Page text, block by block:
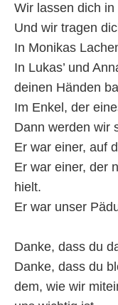
Wir lassen dich
Und wir tragen
In Monikas
In Lukas’ und
deinen Händen
Im Enkel, der
Dann werden wir
Er war einer, auf
Er war einer, der
hielt.
Er war unser
Danke, dass du
Danke, dass du
dem, wie wir